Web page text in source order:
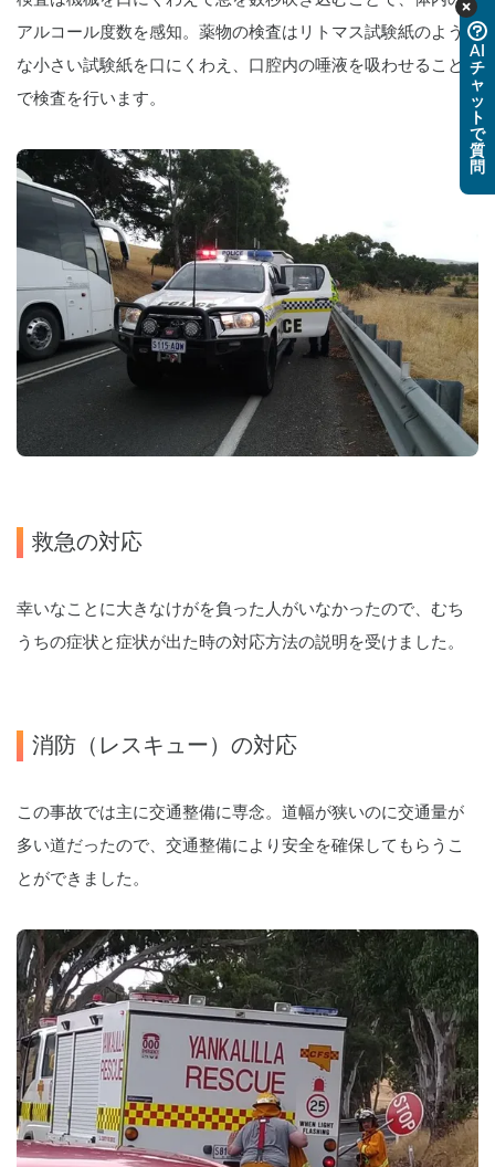
アルコール度数を感知。薬物の検査はリトマス試験紙のよう
な小さい試験紙を口にくわえ、口腔内の唾液を吸わせること
で検査を行います。
救急の対応
幸いなことに大きなけがを負った人がいなかったので、むち
うちの症状と症状が出た時の対応方法の説明を受けました。
消防（レスキュー）の対応
この事故では主に交通整備に専念。道幅が狭いのに交通量が
多い道だったので、交通整備により安全を確保してもらうこ
とができました。
AI
チ
ャ
ッ
ト
で
質
問